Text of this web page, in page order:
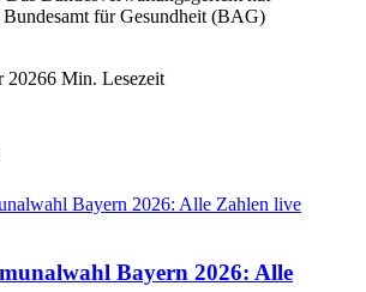
Bundesamt für Gesundheit (BAG)
20266 Min. Lesezeit
Bayern 2026: Alle